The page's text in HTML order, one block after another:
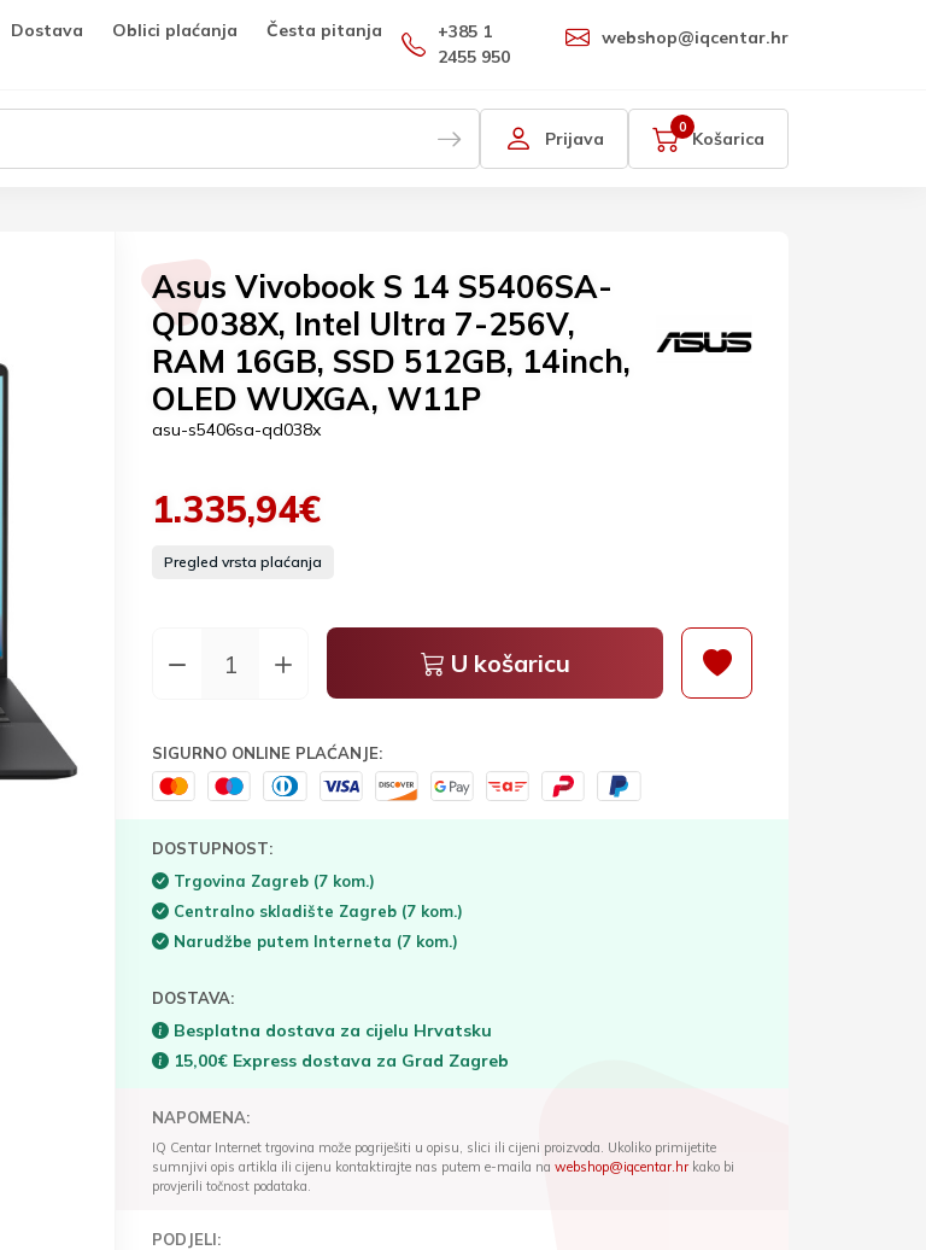
Dostava Oblici plaćanja
Česta pitanja
+385 1
2455 950
webshop@iqcentar.hr
Prijava Košarica
0
Asus Vivobook S 14 S5406SA-
QD038X, Intel Ultra 7-256V,
RAM 16GB, SSD 512GB, 14inch,
OLED WUXGA, W11P
asu-s5406sa-qd038x
1.335,94€
Pregled vrsta plaćanja
U košaricu
SIGURNO ONLINE PLAĆANJE:
DOSTUPNOST:
Trgovina Zagreb (7 kom.)
Centralno skladište Zagreb (7 kom.)
Narudžbe putem Interneta (7 kom.)
DOSTAVA:
Besplatna dostava za cijelu Hrvatsku
15,00€ Express dostava za Grad Zagreb
NAPOMENA:
IQ Centar Internet trgovina može pogriješiti u opisu, slici ili cijeni proizvoda. Ukoliko primijetite
sumnjivi opis artikla ili cijenu kontaktirajte nas putem e-maila na webshop@iqcentar.hrkako bi
provjerili točnost podataka.
PODJELI: